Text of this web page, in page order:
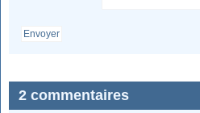
Envoyer
2 commentaires